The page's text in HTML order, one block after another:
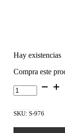
Hay existencias
Compra este
SEMILAC
976
Papaya
ml
SKU: S-976